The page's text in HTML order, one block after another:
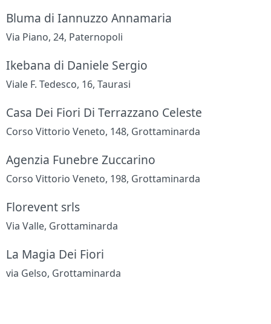
Bluma di Iannuzzo Annamaria
Via Piano, 24, Paternopoli
Ikebana di Daniele Sergio
Viale F. Tedesco, 16, Taurasi
Casa Dei Fiori Di Terrazzano Celeste
Corso Vittorio Veneto, 148, Grottaminarda
Agenzia Funebre Zuccarino
Corso Vittorio Veneto, 198, Grottaminarda
Florevent srls
Via Valle, Grottaminarda
La Magia Dei Fiori
via Gelso, Grottaminarda